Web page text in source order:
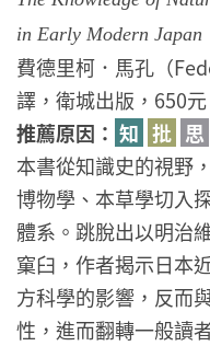
in Early Modern Japan
費德里柯．馬孔（
譯，衛城出版，650元
推薦原因： 知 批 思
本書從知識史的視野
博物學、本草學切入
體系。跳脫出以明治
窠臼，作者揭示日本
方科學的影響，反而
性，進而翻轉一般讀